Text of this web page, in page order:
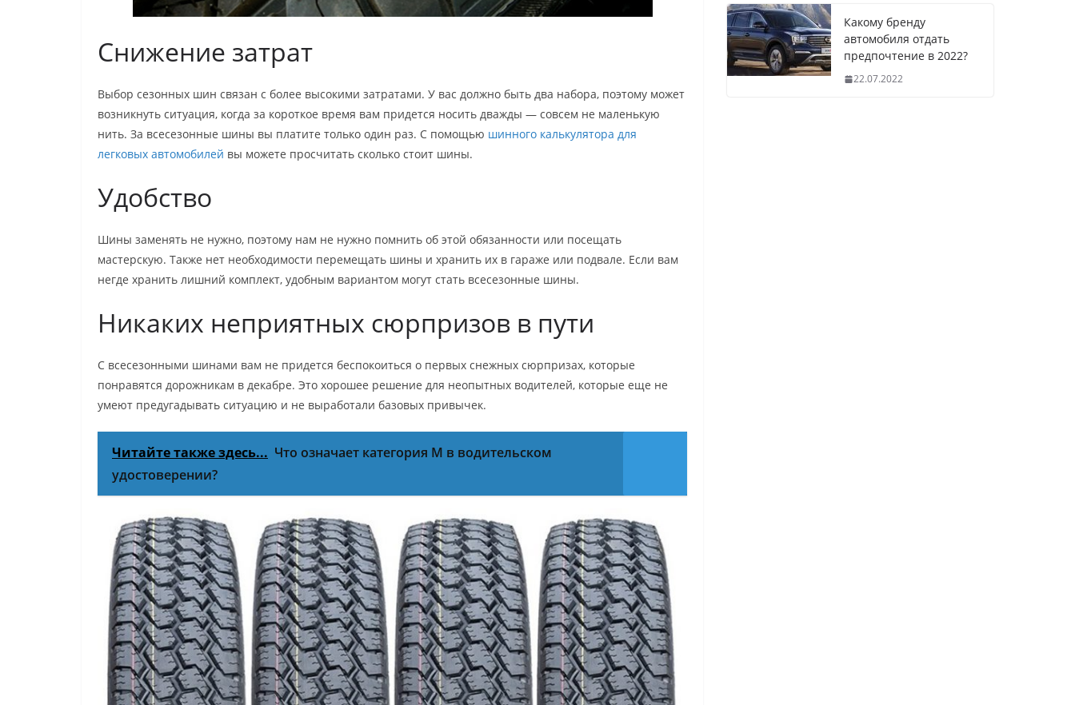
Снижение затрат
Выбор сезонных шин связан с более высокими затратами. У вас должно быть два набора, поэтому может
возникнуть ситуация, когда за короткое время вам придется носить дважды — совсем не маленькую
нить. За всесезонные шины вы платите только один раз. С помощью шинного калькулятора для
легковых автомобилей вы можете просчитать сколько стоит шины.
Удобство
Шины заменять не нужно, поэтому нам не нужно помнить об этой обязанности или посещать
мастерскую. Также нет необходимости перемещать шины и хранить их в гараже или подвале. Если вам
негде хранить лишний комплект, удобным вариантом могут стать всесезонные шины.
Никаких неприятных сюрпризов в пути
С всесезонными шинами вам не придется беспокоиться о первых снежных сюрпризах, которые
понравятся дорожникам в декабре. Это хорошее решение для неопытных водителей, которые еще не
умеют предугадывать ситуацию и не выработали базовых привычек.
Читайте также здесь... Что означает категория М в водительском
удостоверении?
Какому бренду
автомобиля отдать
предпочтение в 2022?
22.07.2022